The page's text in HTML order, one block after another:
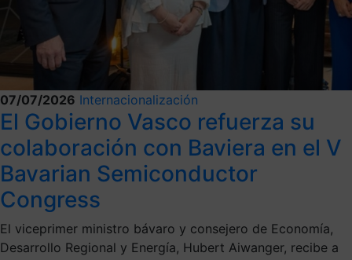
07/07/2026 Internacionalización
El Gobierno Vasco refuerza su
colaboración con Baviera en el V
Bavarian Semiconductor
Congress
El viceprimer ministro bávaro y consejero de Economía,
Desarrollo Regional y Energía, Hubert Aiwanger, recibe a